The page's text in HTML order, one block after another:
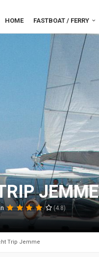
HOME FASTBOAT / FERRY
JEMME
(4.8)
Trip Jemme